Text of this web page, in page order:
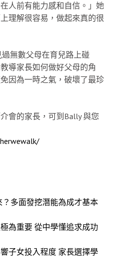
人前有能力感和自信。」她
理解很容易，做起來真的很
無數父母在育兒路上碰
導家長如何做好父母的角
因為一時之氣，破壞了最珍
會的家長，可到Bally 與您
多面發挖潛能為成才基本
為重要 從中學懂追求成功
子女投入程度 家長選擇學